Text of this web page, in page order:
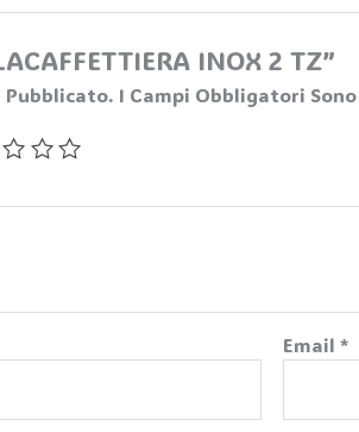
INOX 2 TZ”
Pubblicato. I Campi Obbligatori
Email*